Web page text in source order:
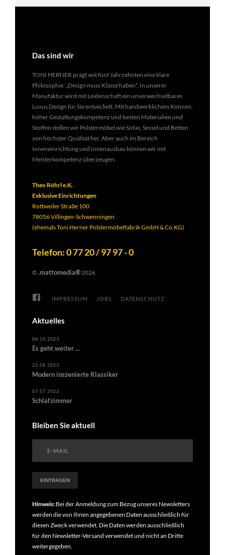
Das sind wir
TONI HERNER prägt seit fünf Jahrzehnten eine klare
Philosophie: „Design muss Klasse haben”. In unserer
Manufaktur wird mit Leidenschaft ein unverwechselbares
Luxus Design für Sie entwickelt. Mit handwerklichem Können,
hoher Gestaltungskompetenz und besten Materialien und
Stoffen stellen wir Polstermöbel wie Sofas, Sessel und Betten
von höchster Qualität her. Aber auch im Bereich
Inneneinrichtung und Innenausbau können wir mit
Meisterkompetenz überzeugen.
Theo Röhrl e.K.
Exklusive Einrichtungen
Rottweiler Straße 100
78056 Villingen-Schwenningen
(ehemals Toni Herner Polstermöbelfabrik GmbH & Co.KG)
Telefon: 0 77 20 / 97 97 - 0
© .mattomedia®2026
IMPRESSUM JOBS DATENSCHUTZ
Aktuelles
06.10.2023
Es geht weiter ...
25.08.2023
Modern inszenierte Klassiker
07.07.2022
Schlafzimmer
Bleiben Sie aktuell
Hinweis: Bei der Anmeldung zum Bezug unseres Newsletters
werden die von Ihnen angegebenen Daten ausschließlich für
diesen Zweck verwendet. Die Daten werden ausschließlich
für den Newsletter-Versand verwendet und nicht an Dritte
weitergegeben.